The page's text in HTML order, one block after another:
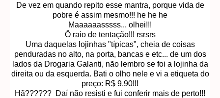
De vez em quando repito esse mantra, porque vida de
pobre é assim mesmo!!! he he he
Maaaaaasssss... olhei!!!
Ô raio de tentação!!! rsrsrs
Uma daquelas lojinhas "típicas", cheia de coisas
penduradas no alto, na porta, bancas e etc... de um dos
lados da Drogaria Galanti, não lembro se foi a lojinha da
direita ou da esquerda. Bati o olho nele e vi a etiqueta do
preço: R$ 9,90!!!
Hã?????? Daí não resisti e fui conferir mais de perto!!!